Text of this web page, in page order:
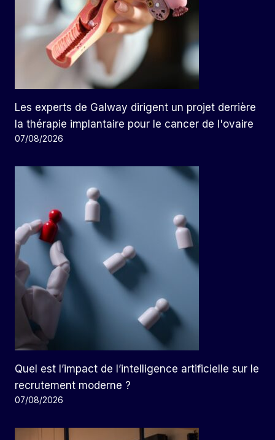
Les experts de Galway dirigent un projet derrière
la thérapie implantaire pour le cancer de l'ovaire
07/08/2026
Quel est l’impact de l’intelligence artificielle sur le
recrutement moderne ?
07/08/2026